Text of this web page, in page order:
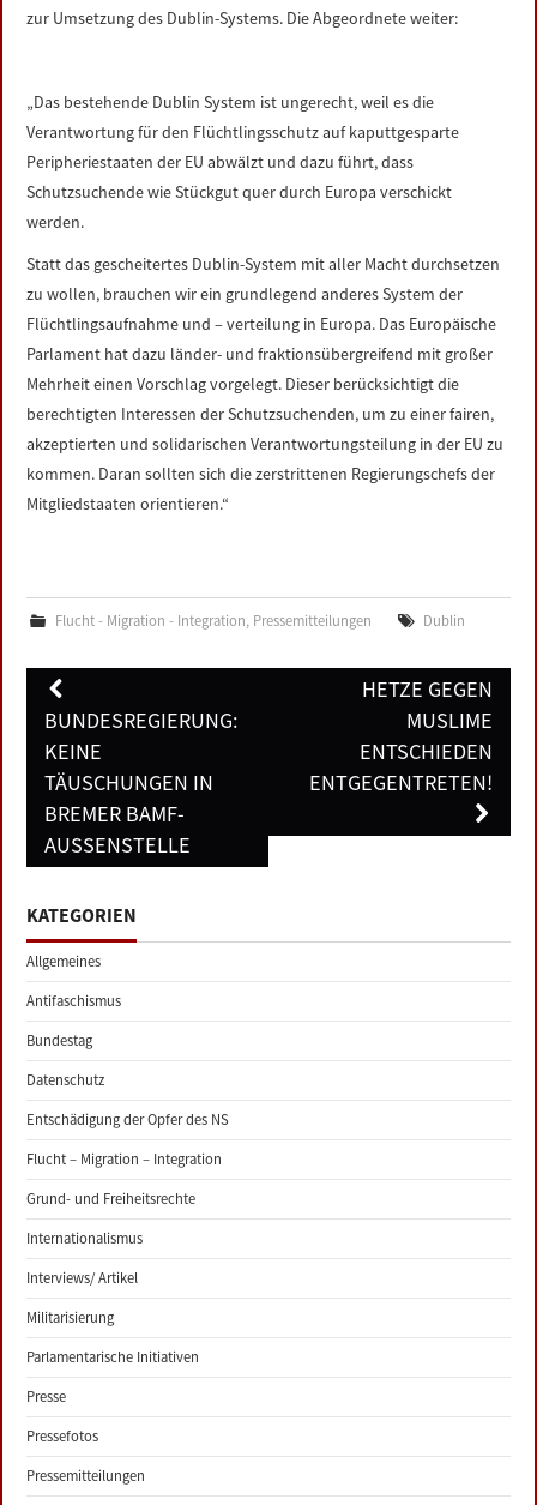
zur Umsetzung des Dublin-Systems. Die Abgeordnete weiter:
„Das bestehende Dublin System ist ungerecht, weil es die
Verantwortung für den Flüchtlingsschutz auf kaputtgesparte
Peripheriestaaten der EU abwälzt und dazu führt, dass
Schutzsuchende wie Stückgut quer durch Europa verschickt
werden.
Statt das gescheitertes Dublin-System mit aller Macht durchsetzen
zu wollen, brauchen wir ein grundlegend anderes System der
Flüchtlingsaufnahme und – verteilung in Europa. Das Europäische
Parlament hat dazu länder- und fraktionsübergreifend mit großer
Mehrheit einen Vorschlag vorgelegt. Dieser berücksichtigt die
berechtigten Interessen der Schutzsuchenden, um zu einer fairen,
akzeptierten und solidarischen Verantwortungsteilung in der EU zu
kommen. Daran sollten sich die zerstrittenen Regierungschefs der
Mitgliedstaaten orientieren.“
Flucht - Migration - Integration, Pressemitteilungen Dublin
Post
navigation
BUNDESREGIERUNG:
KEINE
TÄUSCHUNGEN IN
BREMER BAMF-
AUSSENSTELLE
HETZE GEGEN
MUSLIME
ENTSCHIEDEN
ENTGEGENTRETEN!
KATEGORIEN
Allgemeines
Antifaschismus
Bundestag
Datenschutz
Entschädigung der Opfer des NS
Flucht – Migration – Integration
Grund- und Freiheitsrechte
Internationalismus
Interviews/ Artikel
Militarisierung
Parlamentarische Initiativen
Presse
Pressefotos
Pressemitteilungen